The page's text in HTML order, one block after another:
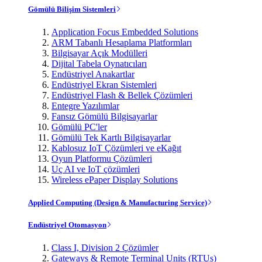
Gömülü Bilişim Sistemleri
Application Focus Embedded Solutions
ARM Tabanlı Hesaplama Platformları
Bilgisayar Açık Modülleri
Dijital Tabela Oynatıcıları
Endüstriyel Anakartlar
Endüstriyel Ekran Sistemleri
Endüstriyel Flash & Bellek Çözümleri
Entegre Yazılımlar
Fansız Gömülü Bilgisayarlar
Gömülü PC'ler
Gömülü Tek Kartlı Bilgisayarlar
Kablosuz IoT Çözümleri ve eKağıt
Oyun Platformu Çözümleri
Uç AI ve IoT çözümleri
Wireless ePaper Display Solutions
Applied Computing (Design & Manufacturing Service)
Endüstriyel Otomasyon
Class I, Division 2 Çözümler
Gateways & Remote Terminal Units (RTUs)